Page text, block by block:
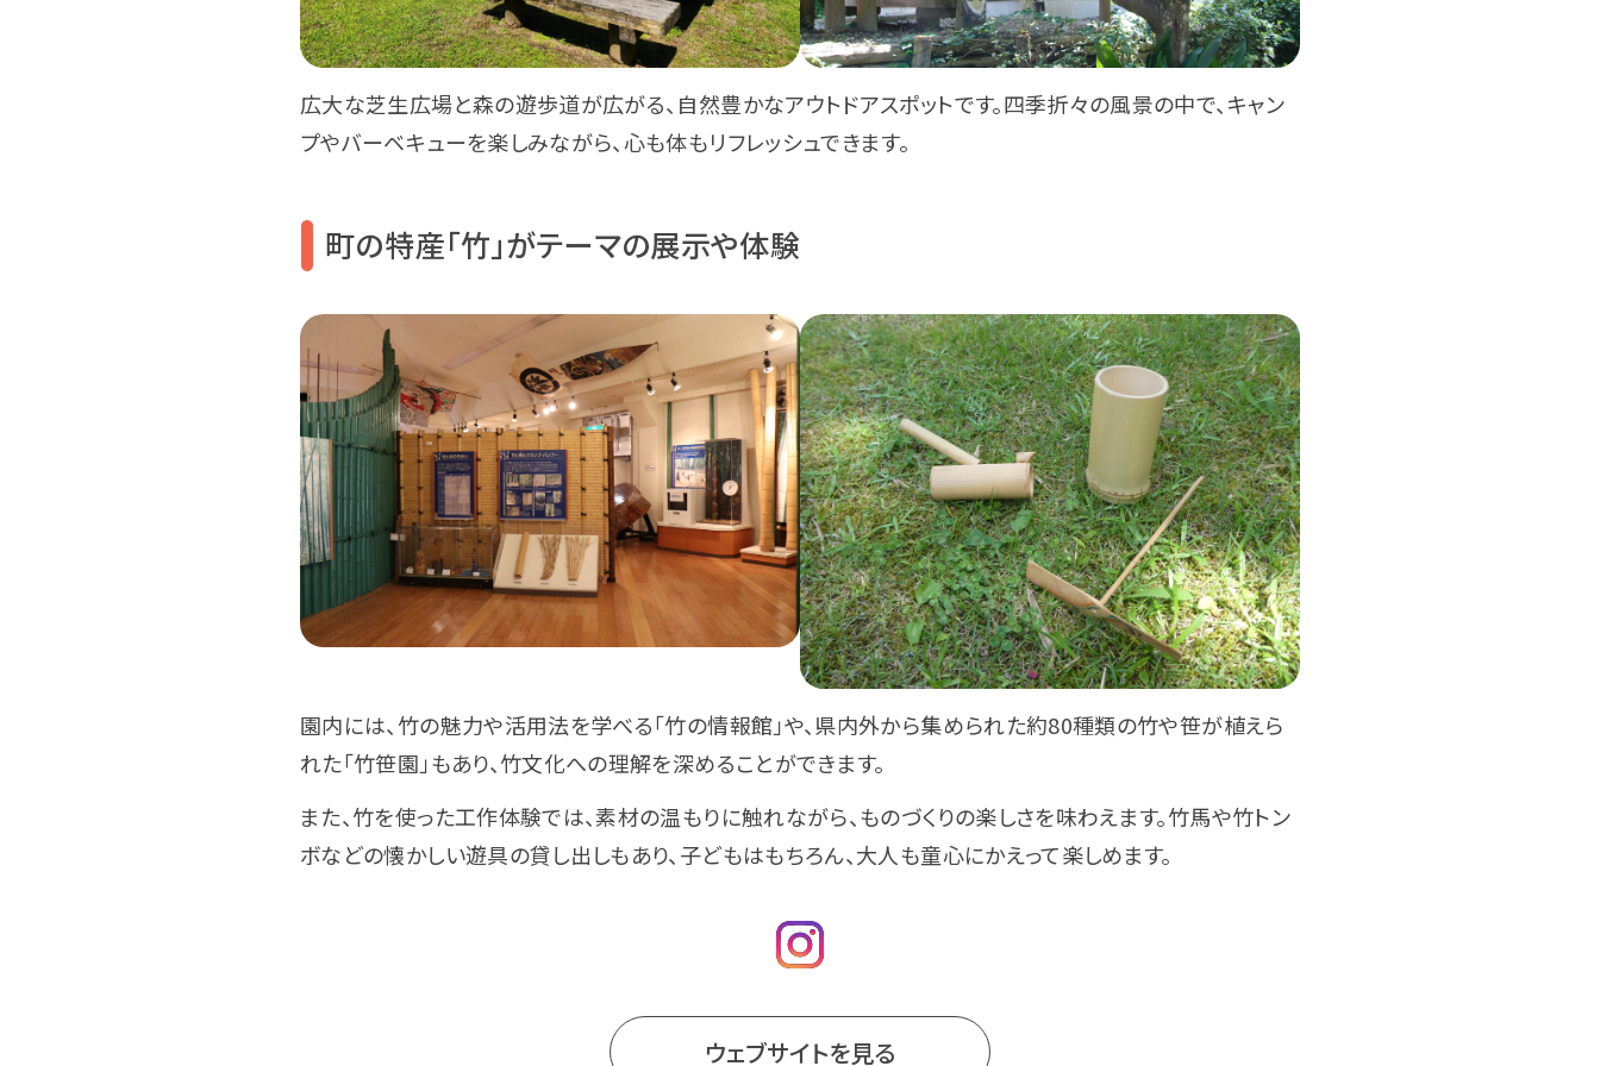
広大な芝生広場と森の遊歩道が広がる、自然豊かなアウトドアスポットです。四季折々の風景の中で、キャン
プやバーベキューを楽しみながら、心も体もリフレッシュできます。
町の特産「竹」がテーマの展示や体験
園内には、竹の魅力や活用法を学べる「竹の情報館」や、県内外から集められた約80種類の竹や笹が植えら
れた「竹笹園」もあり、竹文化への理解を深めることができます。
また、竹を使った工作体験では、素材の温もりに触れながら、ものづくりの楽しさを味わえます。竹馬や竹トン
ボなどの懐かしい遊具の貸し出しもあり、子どもはもちろん、大人も童心にかえって楽しめます。
ウェブサイトを見る